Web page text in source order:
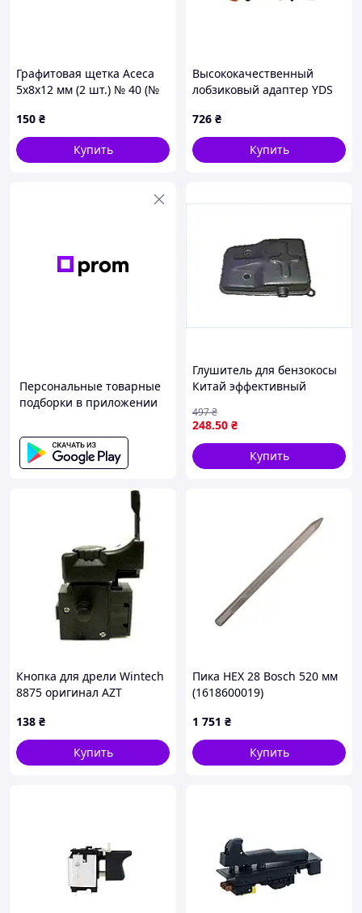
Графитовая щетка Асеса
5x8x12 мм (2 шт.) № 40 (№
150 ₴
Купить
Высококачественный
лобзиковый адаптер YDS
726 ₴
Купить
Персональные товарные
подборки в приложении
Глушитель для бензокосы
Китай эффективный
шума и защиты двигателя
248.50 ₴
497₴
Купить
Кнопка для дрели Wintech
8875 оригинал AZT
138 ₴
Купить
Пика HEX 28 Bosch 520 мм
(1618600019)
1 751 ₴
Купить